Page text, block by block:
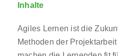
Inhalte
Agiles Lernen ist die
Methoden der